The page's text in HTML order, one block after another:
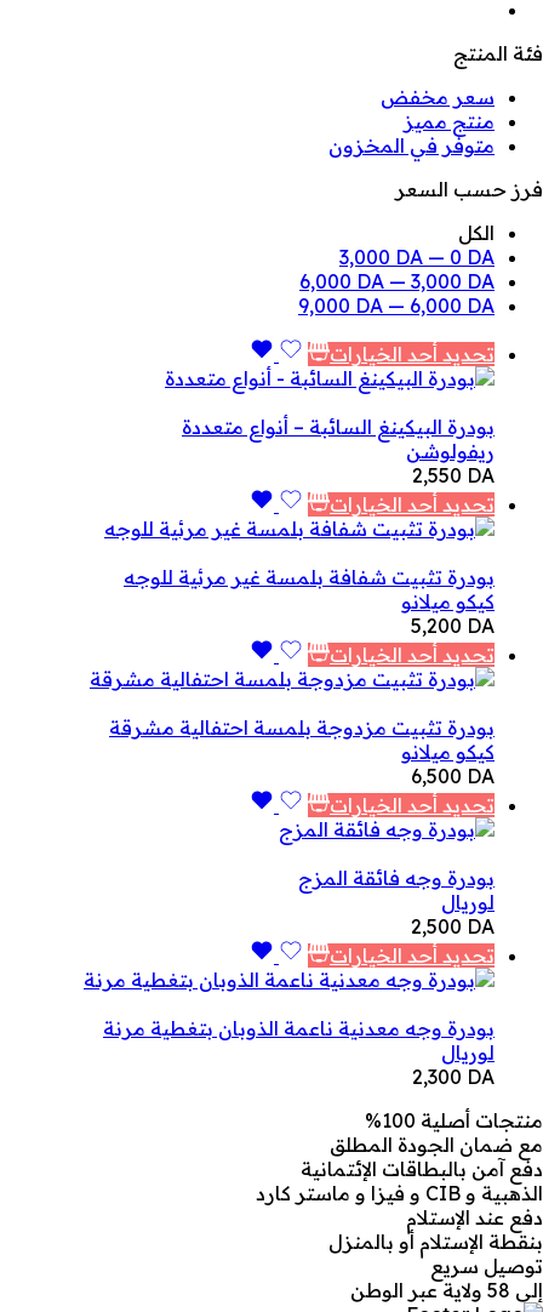
فئة المنتج
سعر مخفض
منتج مميز
متوفر في المخزون
فرز حسب السعر
الكل
0 DA
—
3,000 DA
3,000 DA
—
6,000 DA
6,000 DA
—
9,000 DA
تحديد أحد الخيارات
بودرة البيكينغ السائبة – أنواع متعددة
ريفولوشن
2,550 DA
تحديد أحد الخيارات
بودرة تثبيت شفافة بلمسة غير مرئية للوجه
كيكو ميلانو
5,200 DA
تحديد أحد الخيارات
بودرة تثبيت مزدوجة بلمسة احتفالية مشرقة
كيكو ميلانو
6,500 DA
تحديد أحد الخيارات
بودرة وجه فائقة المزج
لوريال
2,500 DA
تحديد أحد الخيارات
بودرة وجه معدنية ناعمة الذوبان بتغطية مرنة
لوريال
2,300 DA
منتجات أصلية 100%
مع ضمان الجودة المطلق
دفع آمن بالبطاقات الإئتمانية
الذهبية و CIB و فيزا و ماستر كارد
دفع عند الإستلام
بنقطة الإستلام أو بالمنزل
توصيل سريع
إلى 58 ولاية عبر الوطن